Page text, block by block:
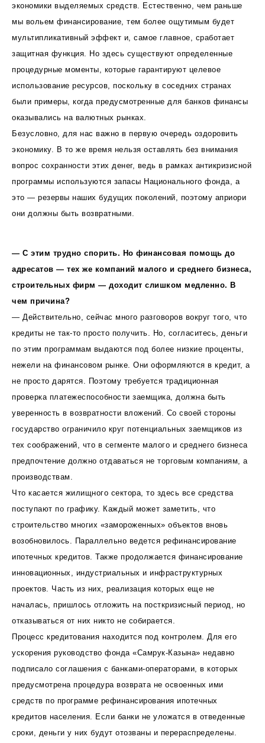
экономики выделяемых средств. Естественно, чем раньше
мы вольем финансирование, тем более ощутимым будет
мультипликативный эффект и, самое главное, сработает
защитная функция. Но здесь существуют определенные
процедурные моменты, которые гарантируют целевое
использование ресурсов, поскольку в соседних странах
были примеры, когда предусмотренные для банков финансы
оказывались на валютных рынках.
Безусловно, для нас важно в первую очередь оздоровить
экономику. В то же время нельзя оставлять без внимания
вопрос сохранности этих денег, ведь в рамках антикризисной
программы используются запасы Национального фонда, а
это — резервы наших будущих поколений, поэтому априори
они должны быть возвратными.
— С этим трудно спорить. Но финансовая помощь до
адресатов — тех же компаний малого и среднего бизнеса,
строительных фирм — доходит слишком медленно. В
чем причина?
— Действительно, сейчас много разговоров вокруг того, что
кредиты не так-то просто получить. Но, согласитесь, деньги
по этим программам выдаются под более низкие проценты,
нежели на финансовом рынке. Они оформляются в кредит, а
не просто дарятся. Поэтому требуется традиционная
проверка платежеспособности заемщика, должна быть
уверенность в возвратности вложений. Со своей стороны
государство ограничило круг потенциальных заемщиков из
тех соображений, что в сегменте малого и среднего бизнеса
предпочтение должно отдаваться не торговым компаниям, а
производствам.
Что касается жилищного сектора, то здесь все средства
поступают по графику. Каждый может заметить, что
строительство многих «замороженных» объектов вновь
возобновилось. Параллельно ведется рефинансирование
ипотечных кредитов. Также продолжается финансирование
инновационных, индустриальных и инфраструктурных
проектов. Часть из них, реализация которых еще не
началась, пришлось отложить на посткризисный период, но
отказываться от них никто не собирается.
Процесс кредитования находится под контролем. Для его
ускорения руководство фонда «Самрук-Казына» недавно
подписало соглашения с банками-операторами, в которых
предусмотрена процедура возврата не освоенных ими
средств по программе рефинансирования ипотечных
кредитов населения. Если банки не уложатся в отведенные
сроки, деньги у них будут отозваны и перераспределены.